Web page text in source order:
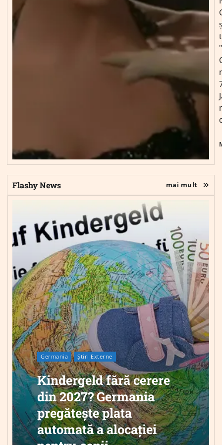
Flashy News mai mult
Germania Știri Externe
Kindergeld fără cerere
din 2027? Germania
pregătește plata
automată a alocației